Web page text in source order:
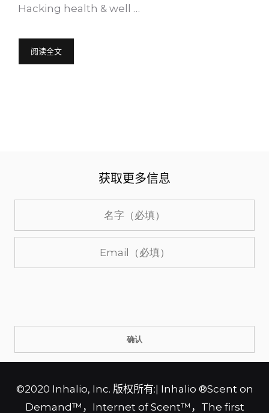
Hacking health & well …
阅读全文
获取更多信息
©2020 Inhalio, Inc. 版权所有:| Inhalio ®Scent on
Demand™，Internet of Scent™，The first